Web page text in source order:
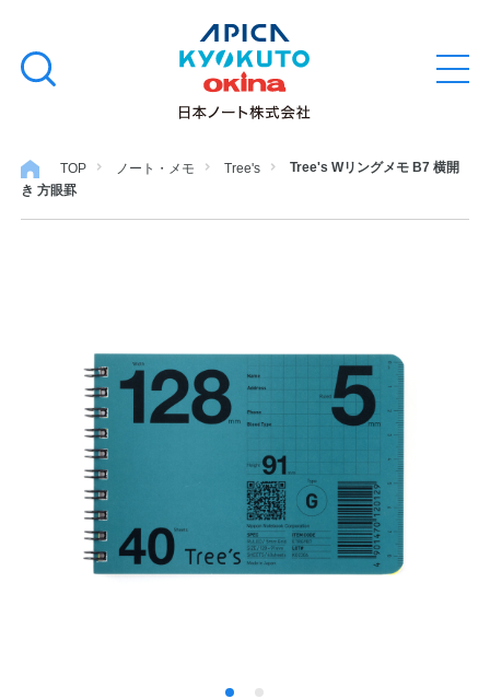
文
キ
ッ
開
検
る
ノート・メモ
日用・事務用品
特集・コラム
ノートの豆知識
探求・自主学習のすすめ
TOP ノート・メモ Tree's
Tree's Wリングメモ B7 横開
き 方眼罫